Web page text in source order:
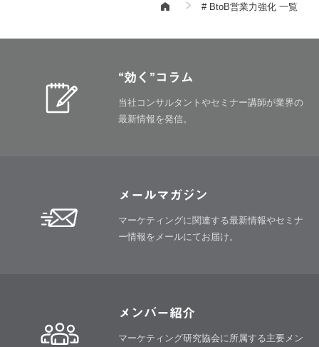
# BtoB営業力強化 一覧
“効く”コラム
当社コンサルタントやセミナー講師が業界の
最新情報を発信。
メールマガジン
マーケティングに関連する最新情報やセミナ
ー情報をメールにてお届け。
メンバー紹介
マーケティング研究協会に所属する主要メン